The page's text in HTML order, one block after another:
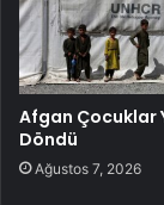
Afgan Çocuklar
Döndü
Ağustos 7, 2026